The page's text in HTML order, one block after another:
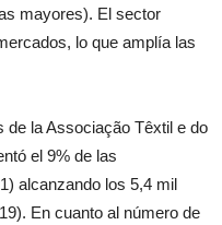
mayores). El sector
lo que amplía las
de la Associação Têxtil e do
el 9% de las
alcanzando los 5,4 mil
En cuanto al número de